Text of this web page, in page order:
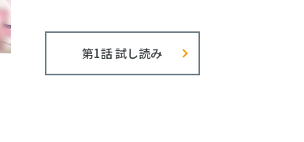
第1話 試し読み